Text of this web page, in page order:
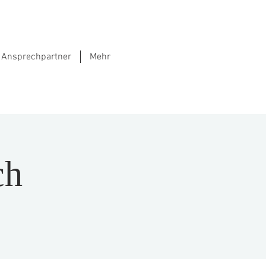
Ansprechpartner Mehr